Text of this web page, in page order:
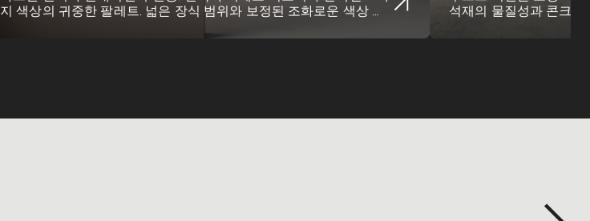
지 색상의 귀중한 팔레트. 넓은 장식 범위와 보정된 조화로운 색상 팔
석재의 물질성과 콘크